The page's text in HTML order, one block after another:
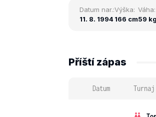
Datum nar.:
11. 8. 1994
Výška:
166 cm
Váha:
59 kg
Příští zápas
Datum Turnaj